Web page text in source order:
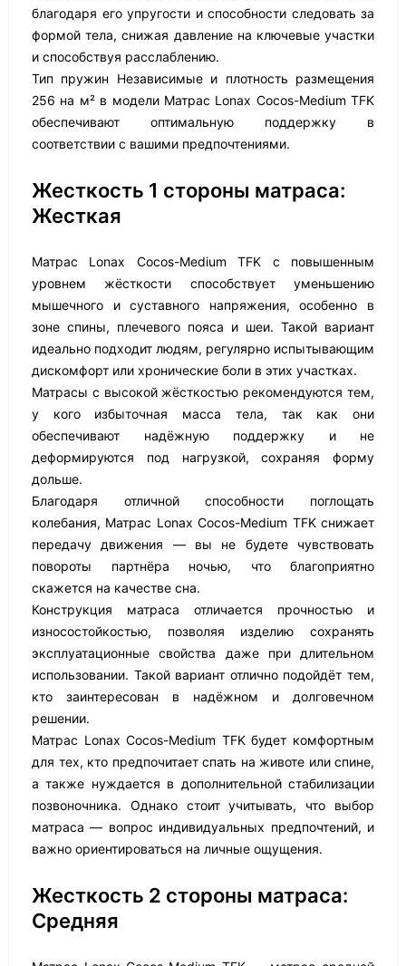
благодаря его упругости и способности следовать за
формой тела, снижая давление на ключевые участки
и способствуя расслаблению.
Тип пружин Независимые и плотность размещения
256 на м² в модели Матрас Lonax Cocos-Medium TFK
обеспечивают оптимальную поддержку в
соответствии с вашими предпочтениями.
Жесткость 1 стороны матраса:
Жесткая
Матрас Lonax Cocos-Medium TFK с повышенным
уровнем жёсткости способствует уменьшению
мышечного и суставного напряжения, особенно в
зоне спины, плечевого пояса и шеи. Такой вариант
идеально подходит людям, регулярно испытывающим
дискомфорт или хронические боли в этих участках.
Матрасы с высокой жёсткостью рекомендуются тем,
у кого избыточная масса тела, так как они
обеспечивают надёжную поддержку и не
деформируются под нагрузкой, сохраняя форму
дольше.
Благодаря отличной способности поглощать
колебания, Матрас Lonax Cocos-Medium TFK снижает
передачу движения — вы не будете чувствовать
повороты партнёра ночью, что благоприятно
скажется на качестве сна.
Конструкция матраса отличается прочностью и
износостойкостью, позволяя изделию сохранять
эксплуатационные свойства даже при длительном
использовании. Такой вариант отлично подойдёт тем,
кто заинтересован в надёжном и долговечном
решении.
Матрас Lonax Cocos-Medium TFK будет комфортным
для тех, кто предпочитает спать на животе или спине,
а также нуждается в дополнительной стабилизации
позвоночника. Однако стоит учитывать, что выбор
матраса — вопрос индивидуальных предпочтений, и
важно ориентироваться на личные ощущения.
Жесткость 2 стороны матраса:
Средняя